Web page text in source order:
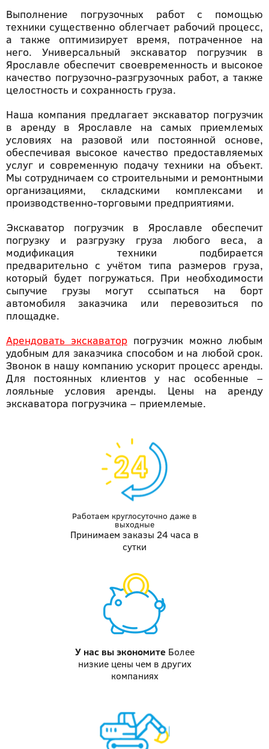
Выполнение погрузочных работ с помощью
техники существенно облегчает рабочий процесс,
а также оптимизирует время, потраченное на
него. Универсальный экскаватор погрузчик в
Ярославле обеспечит своевременность и высокое
качество погрузочно-разгрузочных работ, а также
целостность и сохранность груза.
Наша компания предлагает экскаватор погрузчик
в аренду в Ярославле на самых приемлемых
условиях на разовой или постоянной основе,
обеспечивая высокое качество предоставляемых
услуг и современную подачу техники на объект.
Мы сотрудничаем со строительными и ремонтными
организациями, складскими комплексами и
производственно-торговыми предприятиями.
Экскаватор погрузчик в Ярославле обеспечит
погрузку и разгрузку груза любого веса, а
модификация техники подбирается
предварительно с учётом типа размеров груза,
который будет погружаться. При необходимости
сыпучие грузы могут ссыпаться на борт
автомобиля заказчика или перевозиться по
площадке.
Арендовать экскаватор погрузчик можно любым
удобным для заказчика способом и на любой срок.
Звонок в нашу компанию ускорит процесс аренды.
Для постоянных клиентов у нас особенные –
лояльные условия аренды. Цены на аренду
экскаватора погрузчика – приемлемые.
Работаем круглосуточно даже в
выходные
Принимаем заказы 24 часа в
сутки
У нас выэкономите Более
низкие цены чем в других
компаниях